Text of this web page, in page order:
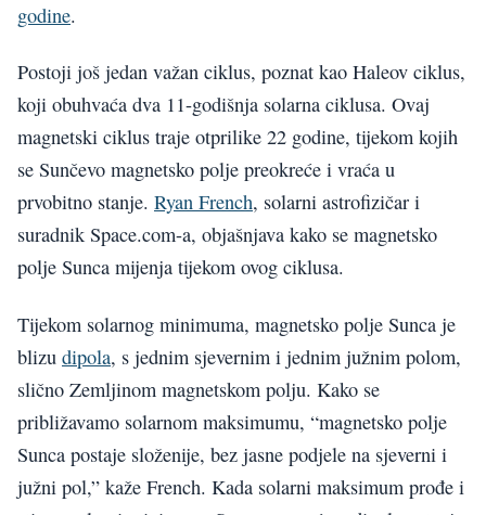
godine.
Postoji još jedan važan ciklus, poznat kao Haleov ciklus,
koji obuhvaća dva 11-godišnja solarna ciklusa. Ovaj
magnetski ciklus traje otprilike 22 godine, tijekom kojih
se Sunčevo magnetsko polje preokreće i vraća u
prvobitno stanje. Ryan French, solarni astrofizičar i
suradnik Space.com-a, objašnjava kako se magnetsko
polje Sunca mijenja tijekom ovog ciklusa.
Tijekom solarnog minimuma, magnetsko polje Sunca je
blizu dipola, s jednim sjevernim i jednim južnim polom,
slično Zemljinom magnetskom polju. Kako se
približavamo solarnom maksimumu, “magnetsko polje
Sunca postaje složenije, bez jasne podjele na sjeverni i
južni pol,” kaže French. Kada solarni maksimum prođe i